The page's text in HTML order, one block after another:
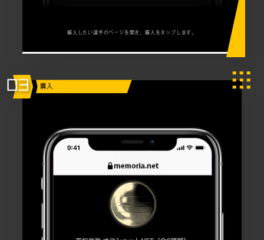
購入したい選手のページを開き、購入をタップします。
購入